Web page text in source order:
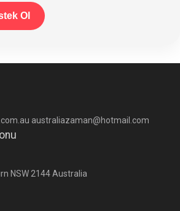
Ol
australiazaman@hotmail.com
NSW 2144 Australia